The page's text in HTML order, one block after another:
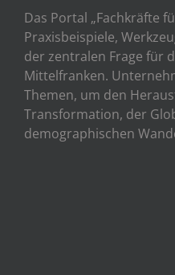
Das Portal „Fachkräfte
Praxisbeispiele,
der zentralen Frage für
Mittelfranken.
Themen, um den
Transformation, der
demographischen